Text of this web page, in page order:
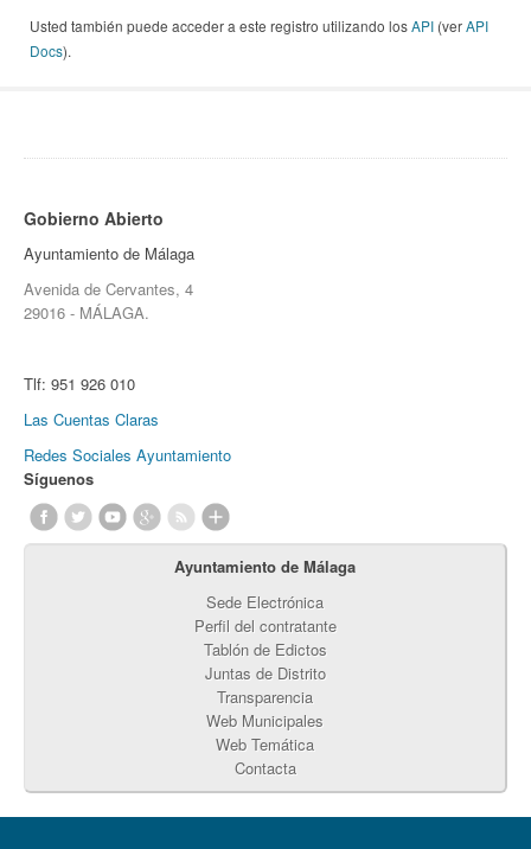
Usted también puede acceder a este registro utilizando losAPI (verAPI
Docs).
Gobierno Abierto
Ayuntamiento de Málaga
Avenida de Cervantes, 4
29016 - MÁLAGA.
Tlf: 951 926 010
Las Cuentas Claras
Redes Sociales Ayuntamiento
Síguenos
Ayuntamiento de Málaga
Sede Electrónica
Perfil del contratante
Tablón de Edictos
Juntas de Distrito
Transparencia
Web Municipales
Web Temática
Contacta